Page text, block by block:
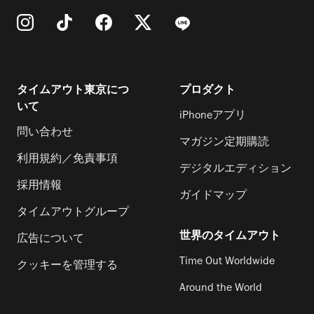
タイムアウト東京につ
いて
問い合わせ
利用規約／免責事項
採用情報
タイムアウトグループ
広告について
クッキーを管理する
プロダクト
iPhoneアプリ
マガジン定期購読
デジタルエディション
ガイドマップ
世界のタイムアウト
Time Out Worldwide
Around the World